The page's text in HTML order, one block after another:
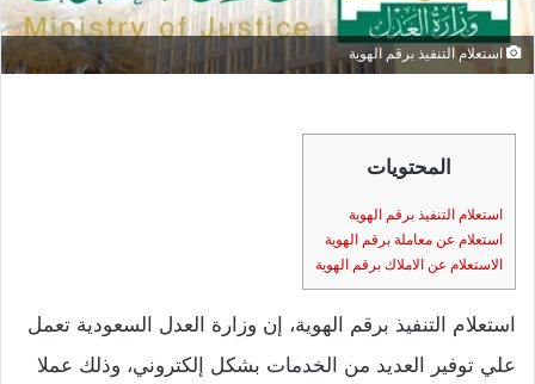
استعلام التنفيذ برقم الهوية
المحتويات
استعلام التنفيذ برقم الهوية
استعلام عن معاملة برقم الهوية
الاستعلام عن الاملاك برقم الهوية
استعلام التنفيذ برقم الهوية، إن وزارة العدل السعودية تعمل
علي توفير العديد من الخدمات بشكل إلكتروني، وذلك عملا